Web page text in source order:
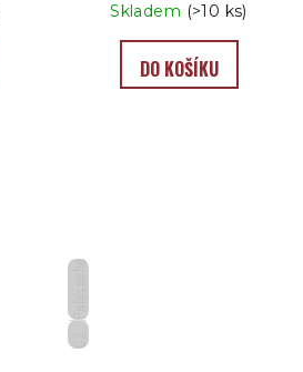
Skladem (>10 ks)
DO KOŠÍKU
CZ